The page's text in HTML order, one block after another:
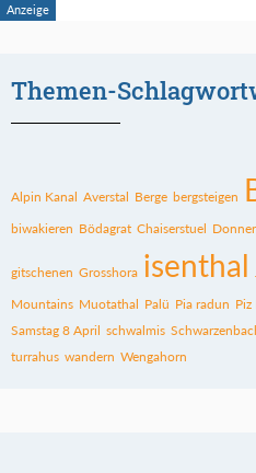
Themen-
Alpin Kanal Averstal Berge bergsteigen
biwakieren Bödagrat Chaiserstuel
gitschenen Grosshora isenthal
Mountains Muotathal Palü Pia radun Piz
Samstag 8 April schwalmis
turrahus wandern Wengahorn